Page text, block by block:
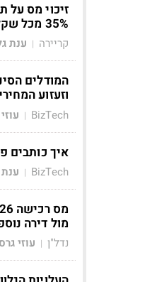
35% מכל שקל שתרמתם
קריירה | ענת
המודלים
וזעזוע
BizTech
|
איך כותבים
BizTech
|
מול דירה
נדל"ן | עוזי